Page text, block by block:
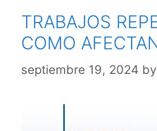
TRABAJOS
COMO
septiembre 19, 2024 by